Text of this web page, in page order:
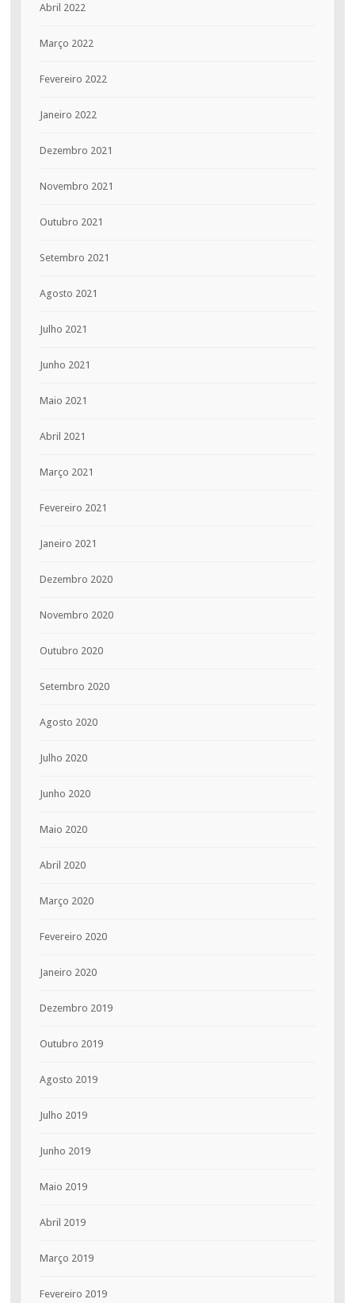
Abril 2022
Março 2022
Fevereiro 2022
Janeiro 2022
Dezembro 2021
Novembro 2021
Outubro 2021
Setembro 2021
Agosto 2021
Julho 2021
Junho 2021
Maio 2021
Abril 2021
Março 2021
Fevereiro 2021
Janeiro 2021
Dezembro 2020
Novembro 2020
Outubro 2020
Setembro 2020
Agosto 2020
Julho 2020
Junho 2020
Maio 2020
Abril 2020
Março 2020
Fevereiro 2020
Janeiro 2020
Dezembro 2019
Outubro 2019
Agosto 2019
Julho 2019
Junho 2019
Maio 2019
Abril 2019
Março 2019
Fevereiro 2019